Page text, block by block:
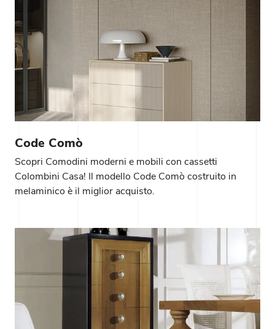
Code Comò
Scopri Comodini moderni e mobili con cassetti
Colombini Casa! Il modello Code Comò costruito in
melaminico è il miglior acquisto.